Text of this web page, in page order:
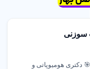
سوزنی
دکتری هومیوپاتی و